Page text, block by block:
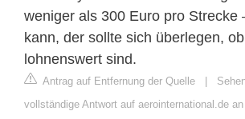
weniger als 300 Euro pro Strecke
kann, der sollte sich überlegen,
lohnenswert sind.
Antrag auf Entfernung der Quelle |
vollständige Antwort auf aerointernational.de an